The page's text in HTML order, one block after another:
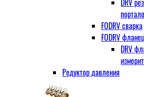
DRV
FODRV сварка
FODRV
DRV
Редуктор давления